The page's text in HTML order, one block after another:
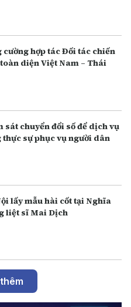
cường hợp tác Đối tác chiến
diện Việt Nam – Thái
sát chuyển đổi số để dịch vụ
thực sự phục vụ người dân
lấy mẫu hài cốt tại Nghĩa
liệt sĩ Mai Dịch